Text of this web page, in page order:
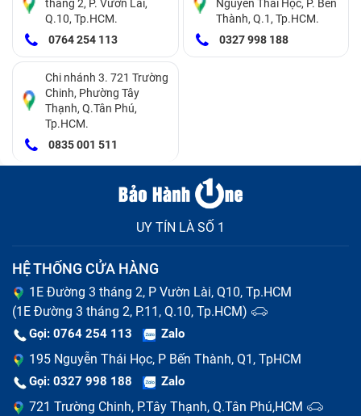
Bàn phím không hoạt động sau khi khởi động.
Bàn phím bị rơi nước, bị ẩm ướt.
Bàn phím bị mòn hoặc bị hư do sử dụng lâu ngày.
Bàn phím bị lỗi kết nối, không nhận được tín hiệu từ
máy tính.
Bàn phím bị nhiễu, không thể nhập liệu được.
Bàn phím bị rơi, bị va đập mạnh gây hư hỏng.
Ưu điểm khi thay bàn phím Laptop Dell
Vostro 15 3568 tại Bảo Hành One
tháng 2, P. Vườn Lài,
Q.10, Tp.HCM.
0764 254 113
Nguyễn Thái Học, P. Bến
Thành, Q.1, Tp.HCM.
0327 998 188
Chi nhánh 3. 721 Trường
Chinh, Phường Tây
Thạnh, Q.Tân Phú,
Tp.HCM.
0835 001 511
UY TÍN LÀ SỐ 1
HỆ THỐNG CỬA HÀNG
1E Đường 3 tháng 2, P Vườn Lài, Q10, Tp.HCM
(1E Đường 3 tháng 2, P.11, Q.10, Tp.HCM)
Gọi: 0764 254 113 Zalo
195 Nguyễn Thái Học, P Bến Thành, Q1, TpHCM
Gọi: 0327 998 188 Zalo
721 Trường Chinh, P.Tây Thạnh, Q.Tân Phú,HCM